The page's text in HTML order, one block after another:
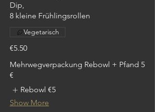
Dip,
8 kleine Frühlingsrollen
€5.50
Vegetarisch
Mehrwegverpackung Rebowl + Pfand 5
€
Rebowl €5
Show More